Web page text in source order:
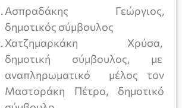
Ασπραδάκης Γεώργιος,
δημοτικός σύμβουλος
Χατζημαρκάκη Χρύσα,
δημοτική σύμβουλος, με
αναπληρωματικό μέλος τον
Μαστοράκη Πέτρο, δημοτικό